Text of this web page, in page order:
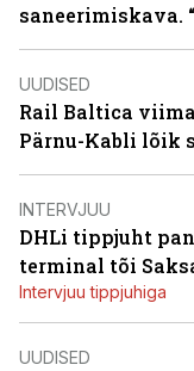
saneerimiskava.
UUDISED
Rail Baltica
Pärnu-Kabli lõik
INTERVJUU
DHLi tippjuht
terminal tõi
Intervjuu tippjuhiga
UUDISED